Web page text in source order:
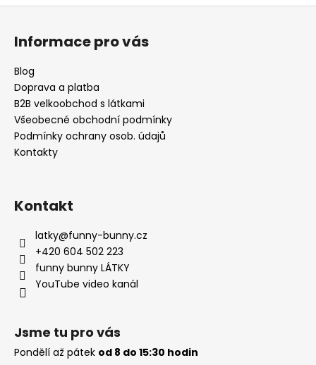
Informace pro vás
Blog
Doprava a platba
B2B velkoobchod s látkami
Všeobecné obchodní podmínky
Podmínky ochrany osob. údajů
Kontakty
Kontakt
latky@funny-bunny.cz
+420 604 502 223
funny bunny LÁTKY
YouTube video kanál
Jsme tu pro vás
Pondělí až pátek od 8 do 15:30 hodin